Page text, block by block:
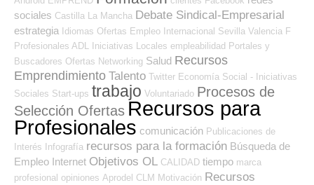
sociales Castilla La Mancha Debate Sindical-Empresarial
estrategia Idiomas Ofertas Empleo Internacional Sevilla Valencia F
Profesionales ADL Iniciativas Locales empleabilidad Portales y
Buscadores Ofertas Networking Salud Recursos
Emprendimiento Talento Twitter Economía Social - Iniciativas
Sociales Start-ups trabajo Voluntariado Procesos de
Selección Ofertas Recursos para
Profesionales comunicación Publicaciones de
Interés
Infografía recursos para la formación Búsqueda de
Empleo Internet Objetivos OL CALIDAD tiempo marca
profesional opiniones Aprodel CLM Motivación Recursos